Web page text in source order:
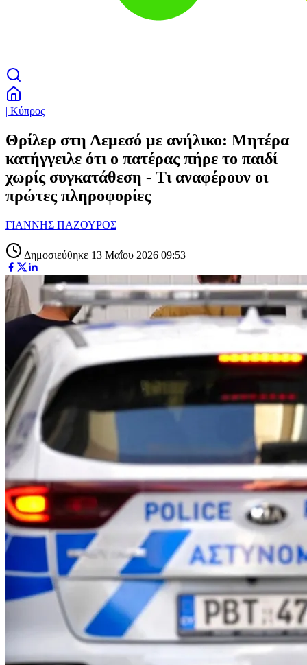
| Κύπρος
Θρίλερ στη Λεμεσό με ανήλικο: Μητέρα
κατήγγειλε ότι ο πατέρας πήρε το παιδί
χωρίς συγκατάθεση - Τι αναφέρουν οι
πρώτες πληροφορίες
ΓΙΑΝΝΗΣ ΠΑΖΟΥΡΟΣ
Δημοσιεύθηκε 13 Μαΐου 2026 09:53